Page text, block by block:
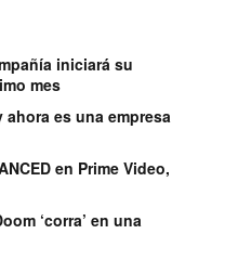
iniciará su
mes
es una empresa
en Prime Video,
‘corra’ en una